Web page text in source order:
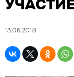
13.06.2018